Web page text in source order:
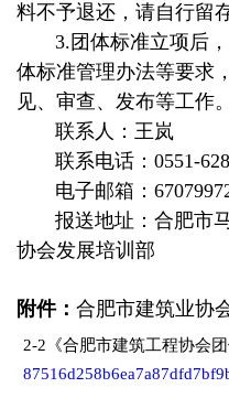
料不予退还，请自行留
3.团体标准立项后，
体标准管理办法等要求
见、审查、发布等工作
联系人：王岚
联系电话：0551-
电子邮箱：
报送地址：合肥市马
协会发展培训部
附件： 合肥市建筑业协
2-2《合肥市建筑工程协会